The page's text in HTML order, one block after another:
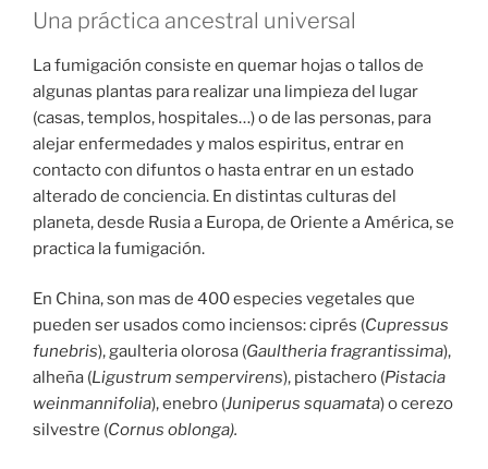
Una práctica ancestral universal
La fumigación consiste en quemar hojas o tallos de
algunas plantas para realizar una limpieza del lugar
(casas, templos, hospitales…) o de las personas, para
alejar enfermedades y malos espiritus, entrar en
contacto con difuntos o hasta entrar en un estado
alterado de conciencia. En distintas culturas del
planeta, desde Rusia a Europa, de Oriente a América, se
practica la fumigación.
En China, son mas de 400 especies vegetales que
pueden ser usados como inciensos: ciprés (Cupressus
funebris), gaulteria olorosa (Gaultheria fragrantissima),
alheña (Ligustrum sempervirens), pistachero (Pistacia
weinmannifolia), enebro (Juniperus squamata) o cerezo
silvestre (Cornus oblonga).